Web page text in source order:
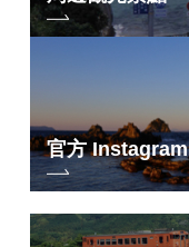
官方 Instagram